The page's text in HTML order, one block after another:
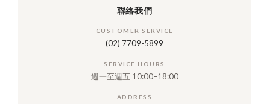
聯絡我們
CUSTOMER SERVICE
(02) 7709-5899
SERVICE HOURS
週一至週五 10:00–18:00
ADDRESS